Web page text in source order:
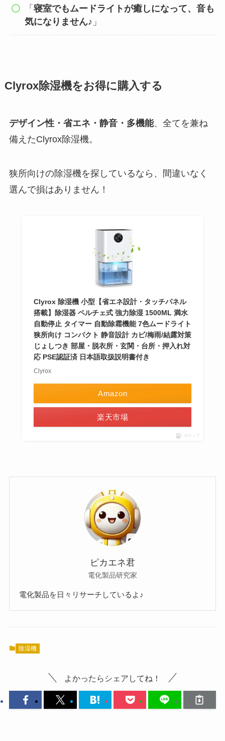
「寝室でもムードライトが癒しになって、音も
気になりません♪ 」
Clyrox除湿機をお得に購入する
デザイン性・省エネ・静音・多機能、全てを兼ね
備えたClyrox除湿機。
狭所向けの除湿機を探しているなら、間違いなく
選んで損はありません！
Clyrox 除湿機 小型【省エネ設計・タッチパネル
搭載】除湿器 ペルチェ式 強力除湿 1500ML 満水
自動停止 タイマー 自動除霜機能 7色ムードライト
狭所向け コンパクト 静音設計 カビ/梅雨/結露対策
じょしつき 部屋・脱衣所・玄関・台所・押入れ対
応 PSE認証済 日本語取扱説明書付き
Clyrox
Amazon
楽天市場
ポチップ
ピカエネ君
電化製品研究家
電化製品を日々リサーチしているよ♪
除湿機
よかったらシェアしてね！